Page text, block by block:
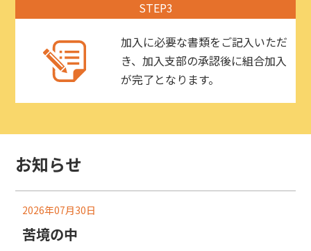
STEP3
加入に必要な書類をご記入いただ
き、加入支部の承認後に組合加入
が完了となります。
お知らせ
2026年07月30日
苦境の中